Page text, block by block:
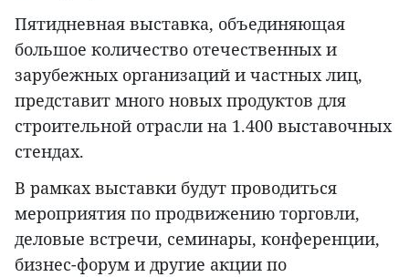
Пятидневная выставка, объединяющая
большое количество отечественных и
зарубежных организаций и частных лиц,
представит много новых продуктов для
строительной отрасли на 1.400 выставочных
стендах.
В рамках выставки будут проводиться
мероприятия по продвижению торговли,
деловые встречи, семинары, конференции,
бизнес-форум и другие акции по